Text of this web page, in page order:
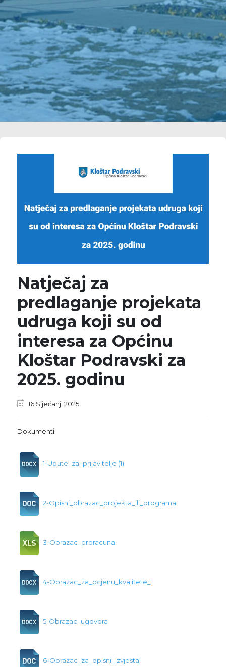
Natječaj za
predlaganje projekata
udruga koji su od
interesa za Općinu
Kloštar Podravski za
2025. godinu
16 Siječanj, 2025
Dokumenti:
1-Upute_za_prijavitelje (1)
2-Opisni_obrazac_projekta_ili_programa
3-Obrazac_proracuna
4-Obrazac_za_ocjenu_kvalitete_1
5-Obrazac_ugovora
6-Obrazac_za_opisni_izvjestaj